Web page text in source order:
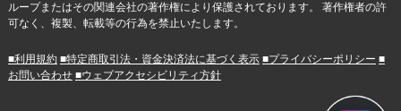
ループまたはその関連会社の著作権により保護されております。 著作権者の許
可なく、複製、転載等の行為を禁止いたします。
■利用規約 ■特定商取引法・資金決済法に基づく表示 ■プライバシーポリシー ■
お問い合わせ ■ウェブアクセシビリティ方針